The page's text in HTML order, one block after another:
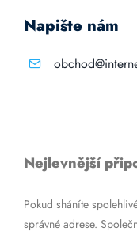
Napište nám
Nejlevnější
Pokud sháníte
správné adrese.